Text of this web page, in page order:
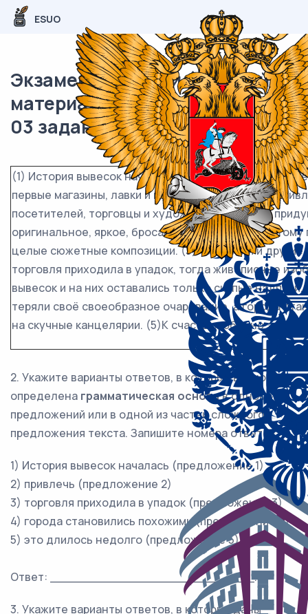
ESUO
Экзаменационный (типовой)
материал ОГЭ / Русский / 02-
03 задание / 18
(1) История вывесок началась давным-давно, в то
первые магазины, лавки и мастерские. (2)Чтобы
посетителей, торговцы и художники старались
оригинальное, яркое, бросающееся в глаза, а потому
целые сюжетные композиции. (3)Но бывали и другие
торговля приходила в упадок, тогда живописные
вывесок и на них оставались только скупые
теряли своё своеобразное очарование, а города
на скучные канцелярии. (5)К счастью, обычно это
2. Укажите варианты ответов, в которых верно
определена грамматическая основав одном из
предложений или в одной из частей сложного
предложения текста. Запишите номера ответов.
1) История вывесок началась (предложение 1)
2) привлечь (предложение 2)
3) торговля приходила в упадок (предложение 3)
4) города становились похожими (предложение 4)
5) это длилось недолго (предложение 5)
Ответ: ___________________________.
3. Укажите варианты ответов, в которых даны